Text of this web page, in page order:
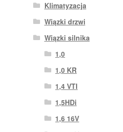
Klimatyzacja
Wiązki drzwi
Wiązki silnika
1,0
1,0 KR
1,4 VTI
1,5HDi
1,6 16V